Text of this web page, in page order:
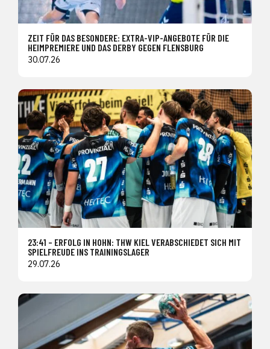
ZEIT FÜR DAS BESONDERE: EXTRA-VIP-ANGEBOTE FÜR DIE
HEIMPREMIERE UND DAS DERBY GEGEN FLENSBURG
30.07.26
23:41 – ERFOLG IN HOHN: THW KIEL VERABSCHIEDET SICH MIT
SPIELFREUDE INS TRAININGSLAGER
29.07.26